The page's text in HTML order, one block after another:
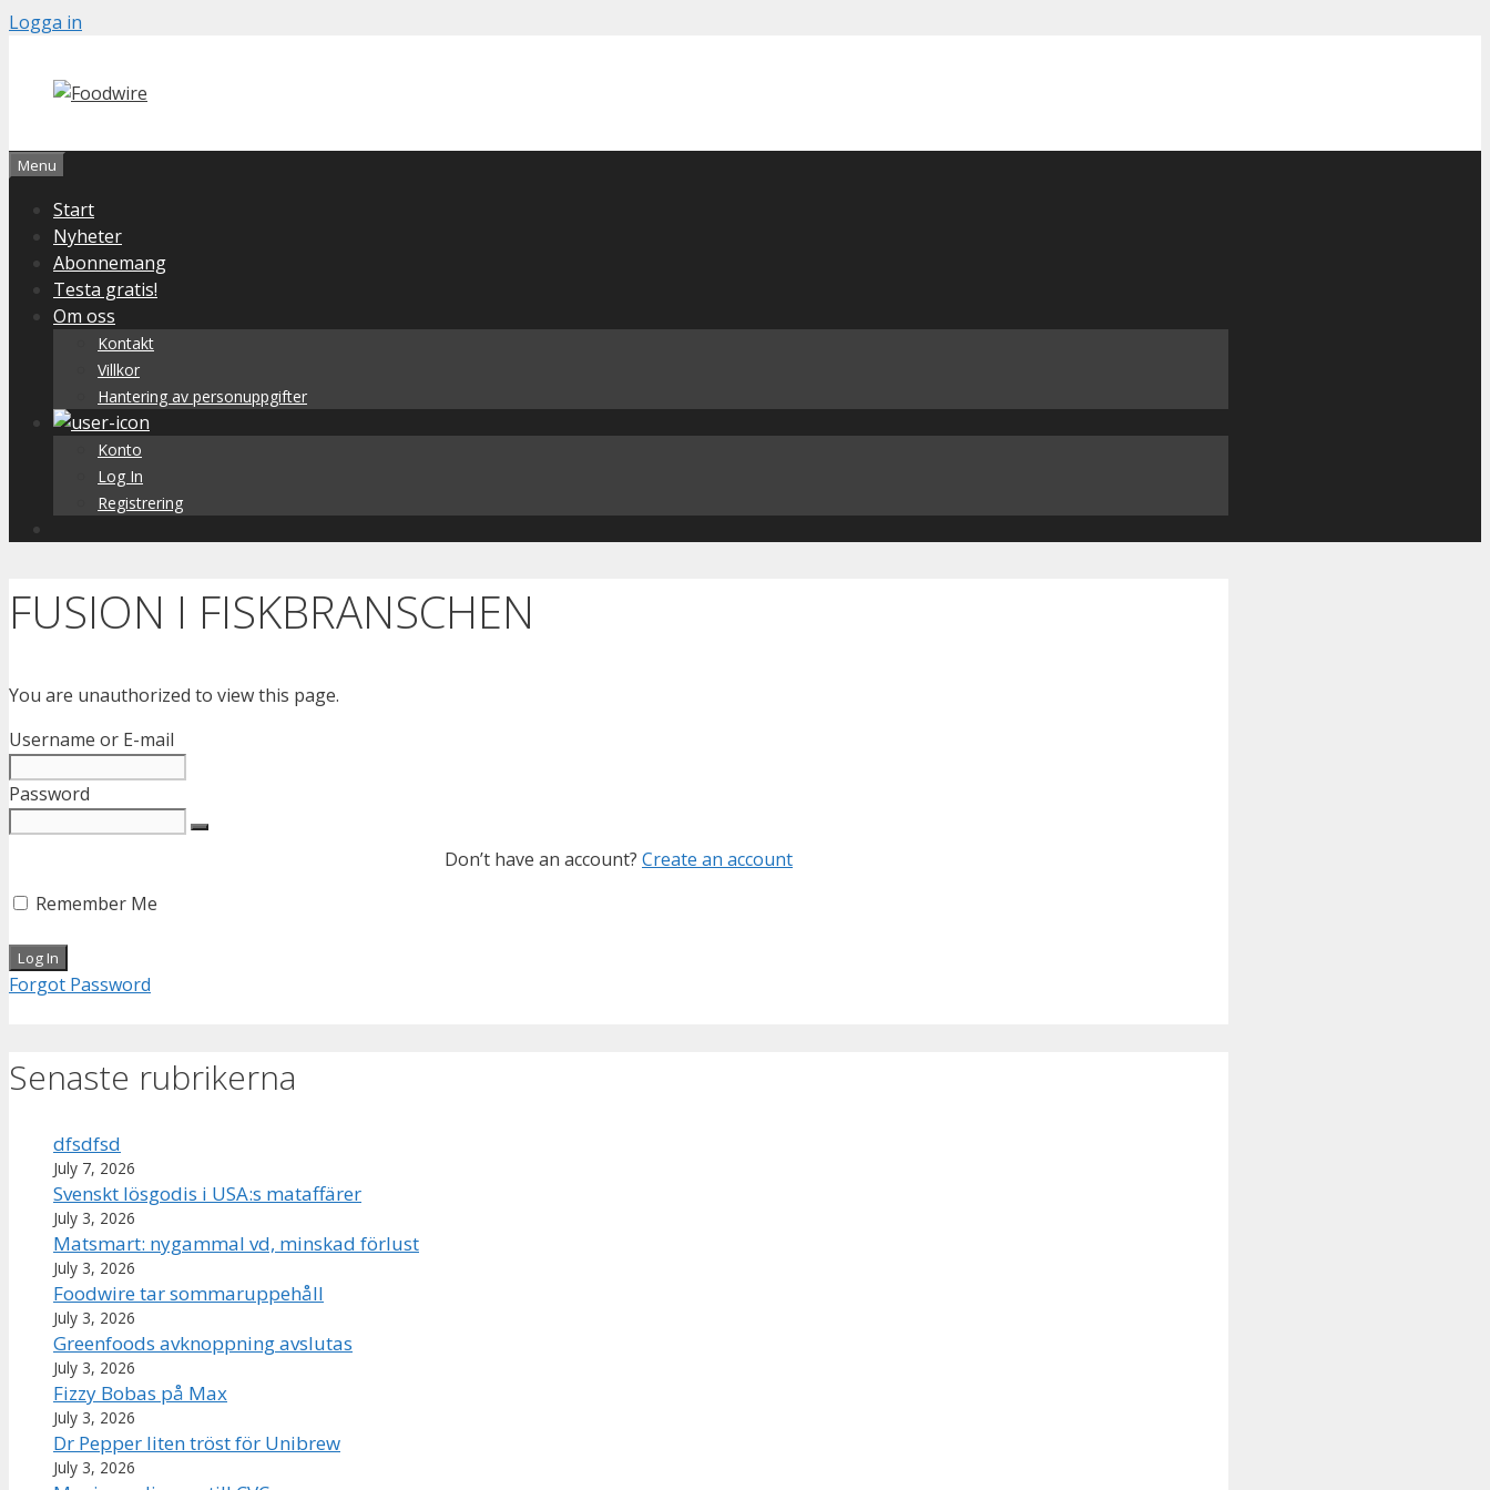
Skip
content
Logga in
Menu
Start
Nyheter
Abonnemang
Testa gratis!
Om oss
Kontakt
Villkor
Hantering av personuppgifter
Konto
Log In
Registrering
FUSION I FISKBRANSCHEN
You are unauthorized to view this page.
Username or E-mail
Password
Don’t have an account? Create an account
Remember Me
Forgot Password
Senaste rubrikerna
dfsdfsd
July 7, 2026
Svenskt lösgodis i USA:s mataffärer
July 3, 2026
Matsmart: nygammal vd, minskad förlust
July 3, 2026
Foodwire tar sommaruppehåll
July 3, 2026
Greenfoods avknoppning avslutas
July 3, 2026
Fizzy Bobas på Max
July 3, 2026
Dr Pepper liten tröst för Unibrew
July 3, 2026